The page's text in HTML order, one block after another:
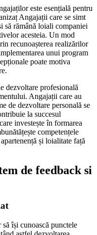
este esențială pentru
Angajații care se simt
să rămână loiali companiei
acesteia. Un mod
recunoașterea realizărilor
unui program
poate motiva
dezvoltare profesională
Angajații care au
de dezvoltare personală se
la succesul
investește în formarea
competențele
și loialitate față
de feedback si
își cunoască punctele